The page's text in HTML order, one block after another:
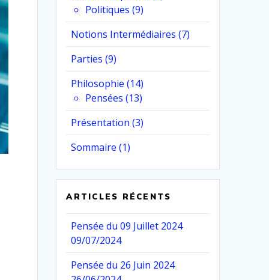
Politiques (9)
Notions Intermédiaires (7)
Parties (9)
Philosophie (14)
Pensées (13)
Présentation (3)
Sommaire (1)
ARTICLES RÉCENTS
Pensée du 09 Juillet 2024
09/07/2024
Pensée du 26 Juin 2024